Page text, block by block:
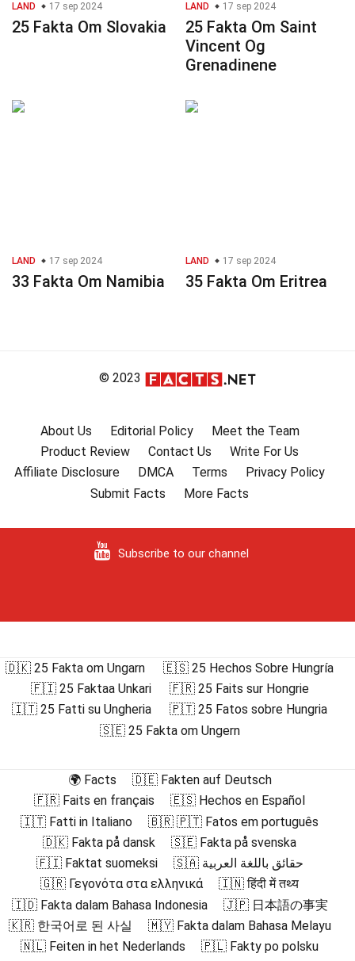
LAND 17 sep 2024
25 Fakta Om Slovakia
LAND 17 sep 2024
25 Fakta Om Saint
Vincent Og
Grenadinene
LAND 17 sep 2024
33 Fakta Om Namibia
LAND 17 sep 2024
35 Fakta Om Eritrea
© 2023
About Us Editorial Policy
Meet the Team
Product Review
Contact Us
Write For Us
Affiliate Disclosure
DMCA Terms
Privacy Policy
Submit Facts
More Facts
Subscribe to our channel
🇩🇰 25 Fakta om Ungarn
🇪🇸 25 Hechos Sobre Hungría
🇫🇮 25 Faktaa Unkari
🇫🇷 25 Faits sur Hongrie
🇮🇹 25 Fatti su Ungheria
🇵🇹 25 Fatos sobre Hungria
🇸🇪 25 Fakta om Ungern
🌍 Facts
🇩🇪 Fakten auf Deutsch
🇫🇷 Faits en français
🇪🇸 Hechos en Español
🇮🇹 Fatti in Italiano
🇧🇷 🇵🇹 Fatos em português
🇩🇰 Fakta på dansk
🇸🇪 Fakta på svenska
🇫🇮 Faktat suomeksi
🇸🇦 حقائق باللغة العربية
🇬🇷 Γεγονότα στα ελληνικά
🇮🇳 हिंदी में तथ्य
🇮🇩 Fakta dalam Bahasa Indonesia
🇯🇵 日本語の事実
🇰🇷 한국어로 된 사실
🇲🇾 Fakta dalam Bahasa Melayu
🇳🇱 Feiten in het Nederlands
🇵🇱 Fakty po polsku